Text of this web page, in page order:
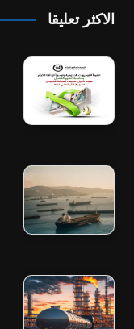
الاكثر تعليقا